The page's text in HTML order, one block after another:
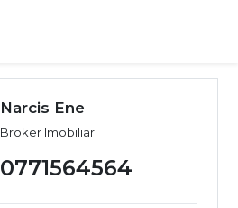
Narcis Ene
Broker Imobiliar
0771564564